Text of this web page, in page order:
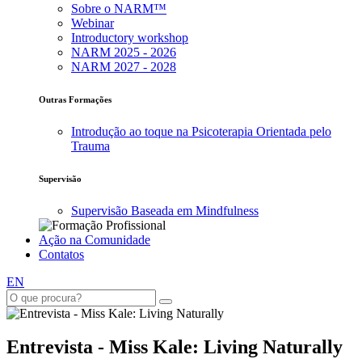
Sobre o NARM™
Webinar
Introductory workshop
NARM 2025 - 2026
NARM 2027 - 2028
Outras Formações
Introdução ao toque na Psicoterapia Orientada pelo
Trauma
Supervisão
Supervisão Baseada em Mindfulness
Ação na Comunidade
Contatos
EN
Entrevista - Miss Kale: Living Naturally